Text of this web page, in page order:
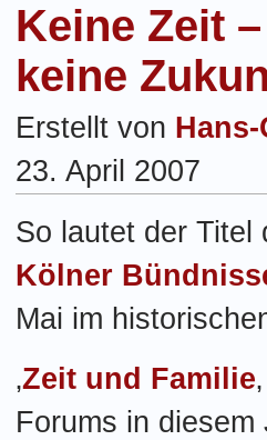
Keine Zeit
keine
Erstellt von
23. April 2007
So lautet der Titel
Kölner
Mai im
‚Zeit und Familie
Forums in